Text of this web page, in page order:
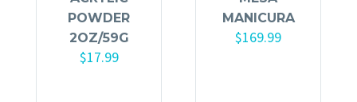
POWDER
2OZ/59G
$17.99
MANICURA
$169.99